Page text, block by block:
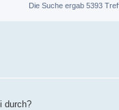
Die Suche ergab 5393
durch?